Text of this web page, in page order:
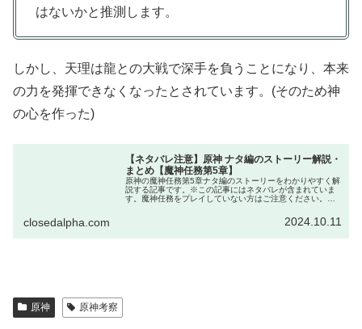
はないかと推測します。
しかし、天理は龍との大戦で深手を負うことになり、本来
の力を発揮できなくなったとされています。(そのため神
の心を作った)
【ネタバレ注意】原神 ナタ編のストーリー解説・
まとめ【魔神任務第5章】
原神の魔神任務第5章ナタ編のストーリーをわかりやすく解
説する記事です。※この記事にはネタバレが含まれていま
す。魔神任務をプレイしていない方はご注意ください。ナ
closedalpha.com 2024.10.11
原神 原神考察